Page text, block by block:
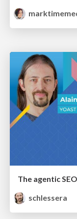
The agentic
schlessera